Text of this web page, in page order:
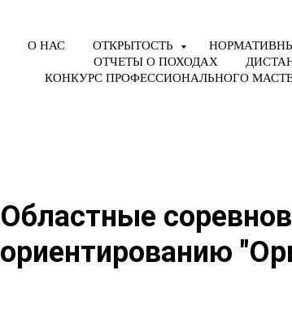
О НАС ОТКРЫТОСТЬ
ОТЧЕТЫ О ПОХОДАХ
КОНКУРС ПРОФЕССИОНАЛЬНОГО
Областные
ориентированию